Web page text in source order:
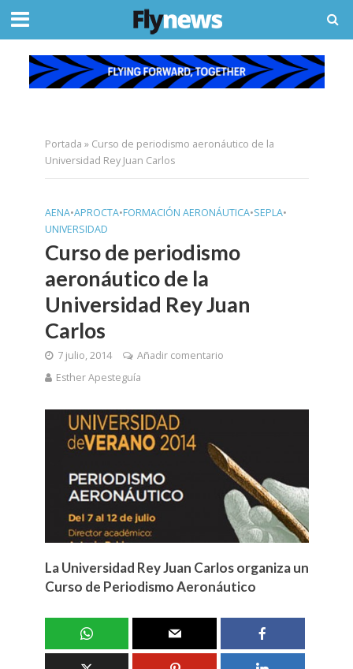
Portada » Curso de periodismo aeronáutico de la
Universidad Rey Juan Carlos
AENA•APROCTA•FORMACIÓN AERONÁUTICA•SEPLA•
UNIVERSIDAD
Curso de periodismo
aeronáutico de la
Universidad Rey Juan
Carlos
7 julio, 2014
Añadir comentario
Esther Apesteguía
La Universidad Rey Juan Carlos organiza un
Curso de Periodismo Aeronáutico